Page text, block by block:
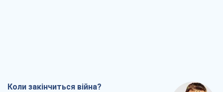
Коли закінчиться війна?